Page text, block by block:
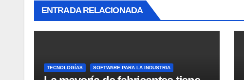
ENTRADA RELACIONADA
TECNOLOGÍAS SOFTWARE PARA LA INDUSTRIA